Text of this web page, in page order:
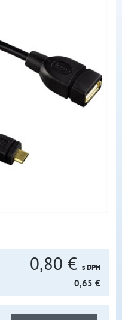
0,80 € s DPH
0,65 €